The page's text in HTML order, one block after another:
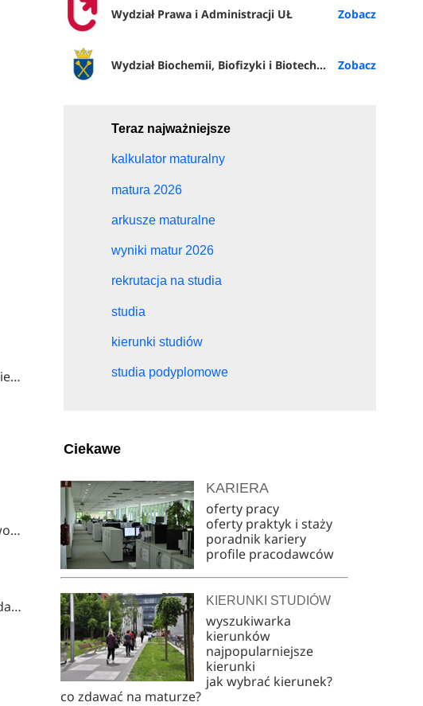
Gospodarka o obiegu zamkniętym i zarządzanie zasobami wodnymi
Ochrona klimatu i zarządzanie ryzykiem zdrowotnym
Odnawialne źródła energii i gospodarka odpadami
Wydział Prawa i Administracji UŁ
Wydział Biochemii, Biofizyki i Biotechnologii UJ
Teraz najważniejsze
kalkulator maturalny
matura 2026
arkusze maturalne
wyniki matur 2026
rekrutacja na studia
studia
kierunki studiów
studia podyplomowe
Ciekawe
KARIERA
oferty pracy
oferty praktyk i staży
poradnik kariery
profile pracodawców
KIERUNKI STUDIÓW
wyszukiwarka
kierunków
najpopularniejsze
kierunki
jak wybrać kierunek?
co zdawać na maturze?